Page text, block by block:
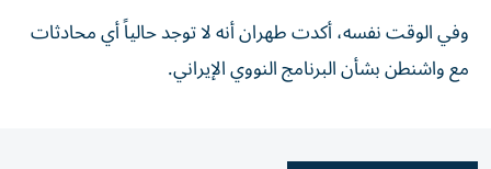
وفي الوقت نفسه، أكدت طهران أنه لا توجد حالياً أي محادثات
مع واشنطن بشأن البرنامج النووي الإيراني.